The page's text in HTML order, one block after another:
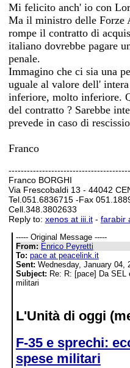
Mi felicito anch' io con
Ma il ministro delle Forze
rompe il contratto di
italiano dovrebbe pagare
penale.
Immagino che ci sia una
uguale al valore dell' intera
inferiore, molto inferiore.
del contratto ? Sarebbe
prevede in caso di
Franco
Franco BORGHI
Via Frescobaldi 13 - 44042
Tel.051.6836715 -Fax
Cell.348.3802633
Reply to: xenos at iii.it- farabir
----- Original Message -----
From: Enrico Peyretti
To: pace at peacelink.it
Sent: Wednesday, January 04,
Subject: Re: R: [pace] Da
militari
L'Unità di oggi
F-35 e sprechi:
spese militari